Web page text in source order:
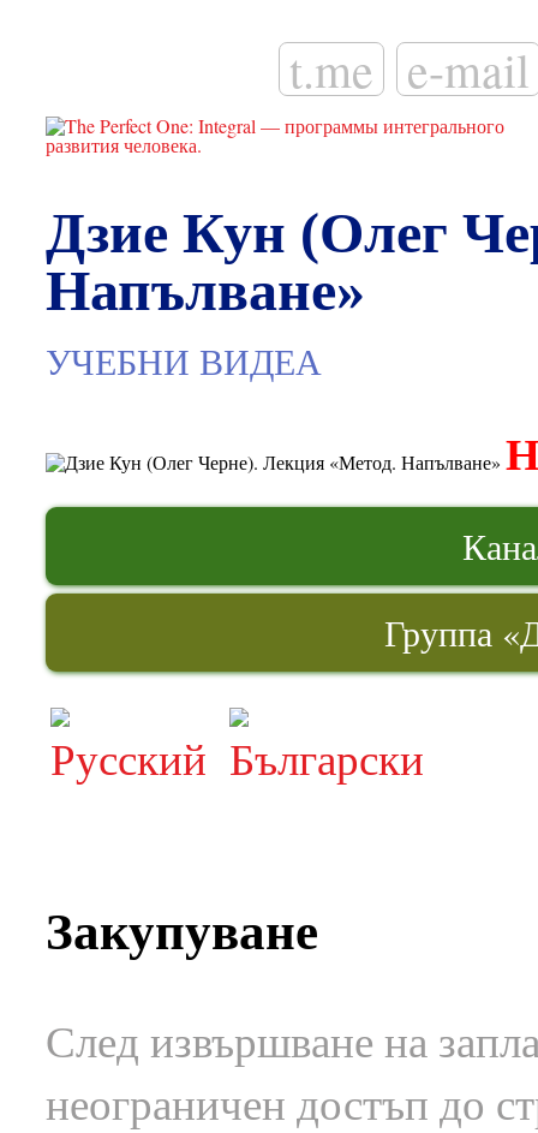
t.me e-mail
Дзие Кун (Олег
Напълване»
УЧЕБНИ ВИДЕА
Группа
Закупуване
След извършване на
неограничен достъп до